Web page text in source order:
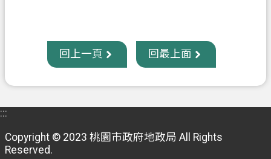
回上一頁 回最上面
:::
Copyright © 2023 桃園市政府地政局 All Rights
Reserved.